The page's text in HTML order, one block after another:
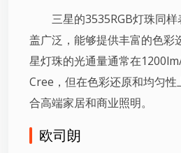
三星的3535RGB灯珠同
盖广泛，能够提供丰富的色彩
星灯珠的光通量通常在
Cree，但在色彩还原和均匀
合高端家居和商业照明。
欧司朗